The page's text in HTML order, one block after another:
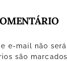
e-mail não
são